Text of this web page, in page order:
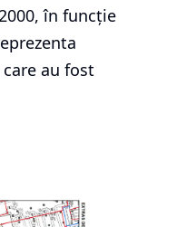
în funcție
au fost